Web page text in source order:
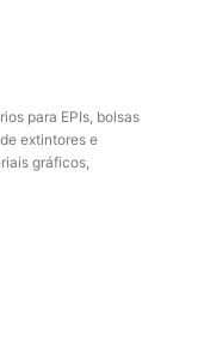
para EPIs, bolsas
extintores e
gráficos,